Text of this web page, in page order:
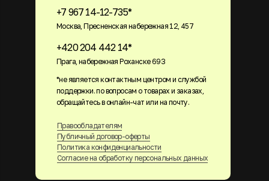
+7 967 14-12-735*
Москва, Пресненская набережная 12, 457
+420 204 442 14*
Прага, набережная Роханске 693
Правообладателям
Публичный договор-оферты
Политика конфиденциальности
Согласие на обработку персональных данных
*не является контактным центром и службой
поддержки. по вопросам о товарах и заказах,
обращайтесь в онлайн-чат или на почту.